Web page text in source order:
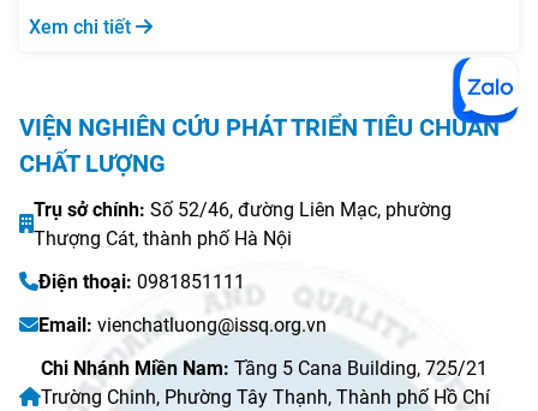
Xem chi tiết
VIỆN NGHIÊN CỨU PHÁT TRIỂN TIÊU CHUẨN
CHẤT LƯỢNG
Trụ sở chính: Số 52/46, đường Liên Mạc, phường
Thượng Cát, thành phố Hà Nội
Điện thoại: 0981851111
Email: vienchatluong@issq.org.vn
Chi Nhánh Miền Nam: Tầng 5 Cana Building, 725/21
Trường Chinh, Phường Tây Thạnh, Thành phố Hồ Chí